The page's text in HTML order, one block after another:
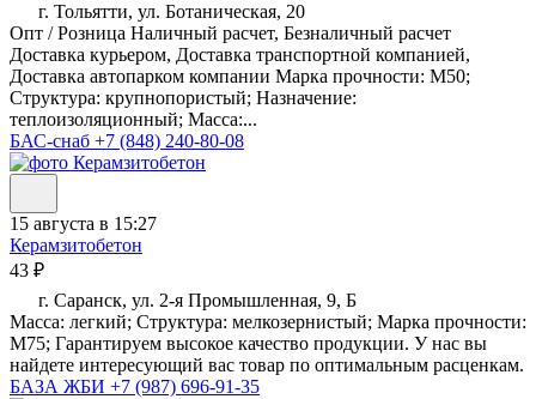
г. Тольятти, ул. Ботаническая, 20
Опт / Розница Наличный расчет, Безналичный расчет
Доставка курьером, Доставка транспортной компанией,
Доставка автопарком компании Марка прочности: М50;
Структура: крупнопористый; Назначение:
теплоизоляционный; Масса:...
БАС-снаб +7 (848) 240-80-08
15 августа в 15:27
Керамзитобетон
43 ₽
г. Саранск, ул. 2-я Промышленная, 9, Б
Масса: легкий; Структура: мелкозернистый; Марка прочности:
М75; Гарантируем высокое качество продукции. У нас вы
найдете интересующий вас товар по оптимальным расценкам.
БАЗА ЖБИ +7 (987) 696-91-35